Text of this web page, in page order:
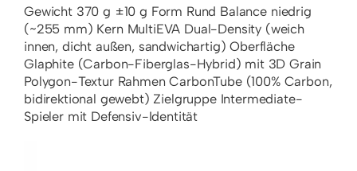
Gewicht 370 g ±10 g Form Rund Balance niedrig
(~255 mm) Kern MultiEVA Dual-Density (weich
innen, dicht außen, sandwichartig) Oberfläche
Glaphite (Carbon-Fiberglas-Hybrid) mit 3D Grain
Polygon-TexturRahmenCarbonTube (100% Carbon,
bidirektional gewebt) Zielgruppe Intermediate-
Spieler mit Defensiv-Identität